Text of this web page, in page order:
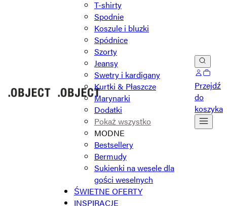
T-shirty
Spodnie
Koszule i bluzki
Spódnice
Szorty
Jeansy
Swetry i kardigany
Kurtki & Płaszcze
Marynarki
Dodatki
Pokaż wszystko
MODNE
Bestsellery
Bermudy
Sukienki na wesele dla
gości weselnych
ŚWIETNE OFERTY
INSPIRACJE
Przejdź
do
koszyka